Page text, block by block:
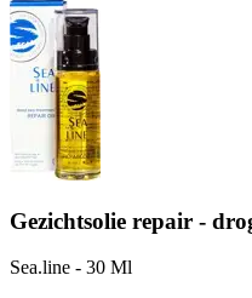
Gezichtsolie repair -
Sea.line - 30 Ml